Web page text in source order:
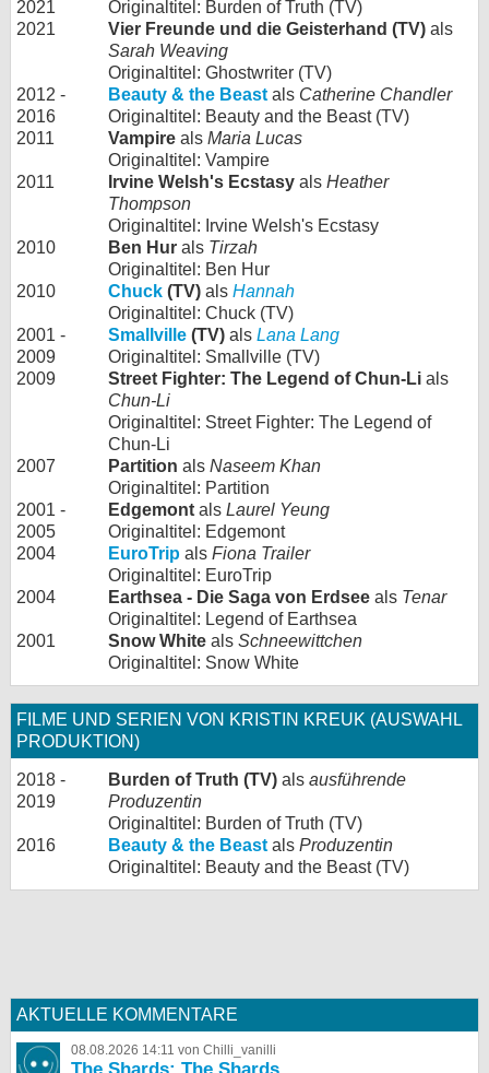
2021
Originaltitel: Burden of Truth (TV)
2021
Vier Freunde und die Geisterhand (TV) als
Sarah Weaving
Originaltitel: Ghostwriter (TV)
2012 -
2016
Beauty & the Beast als Catherine Chandler
Originaltitel: Beauty and the Beast (TV)
2011
Vampire als Maria Lucas
Originaltitel: Vampire
2011
Irvine Welsh's Ecstasy als Heather
Thompson
Originaltitel: Irvine Welsh's Ecstasy
2010
Ben Hur als Tirzah
Originaltitel: Ben Hur
2010
Chuck (TV) als Hannah
Originaltitel: Chuck (TV)
2001 -
2009
Smallville (TV) als Lana Lang
Originaltitel: Smallville (TV)
2009
Street Fighter: The Legend of Chun-Li als
Chun-Li
Originaltitel: Street Fighter: The Legend of
Chun-Li
2007
Partition als Naseem Khan
Originaltitel: Partition
2001 -
2005
Edgemont als Laurel Yeung
Originaltitel: Edgemont
2004
EuroTrip als Fiona Trailer
Originaltitel: EuroTrip
2004
Earthsea - Die Saga von Erdsee als Tenar
Originaltitel: Legend of Earthsea
2001
Snow White als Schneewittchen
Originaltitel: Snow White
FILME UND SERIEN VON KRISTIN KREUK (AUSWAHL
PRODUKTION)
2018 -
2019
Burden of Truth (TV) als ausführende
Produzentin
Originaltitel: Burden of Truth (TV)
2016
Beauty & the Beast als Produzentin
Originaltitel: Beauty and the Beast (TV)
AKTUELLE KOMMENTARE
08.08.2026 14:11 von Chilli_vanilli